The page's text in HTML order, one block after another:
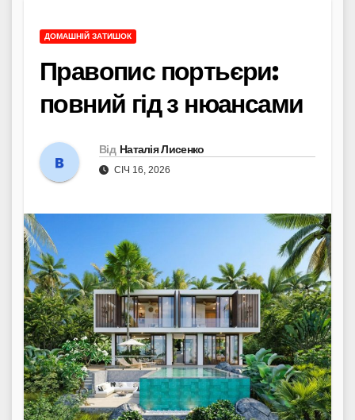
ДОМАШНІЙ ЗАТИШОК
Правопис портьєри:
повний гід з нюансами
Від Наталія Лисенко
СІЧ 16, 2026